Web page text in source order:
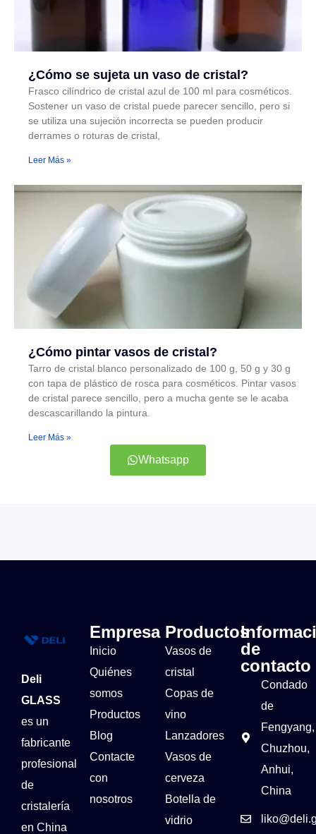
¿Cómo se sujeta un vaso de cristal?
Frasco cilíndrico de cristal azul de 100 ml para cosméticos.
Sostener un vaso de cristal puede parecer sencillo, pero si
se utiliza una sujeción incorrecta se pueden producir
derrames o roturas de cristal,
Leer Más »
¿Cómo pintar vasos de cristal?
Tarro de cristal blanco personalizado de 100 g, 50 g y 30 g
con tapa de plástico de rosca para cosméticos. Pintar vasos
de cristal parece sencillo, pero a mucha gente se le acaba
descascarillando la pintura.
Leer Más »
Whatsapp
Deli
GLASS
es un
fabricante
profesional
de
cristalería
en China
Empresa
Inicio
Quiénes
somos
Productos
Blog
Contacte
con
nosotros
Productos
Vasos de
cristal
Copas de
vino
Lanzadores
Vasos de
cerveza
Botella de
vidrio
de
contacto
Condado
de
Fengyang,
Chuzhou,
Anhui,
China